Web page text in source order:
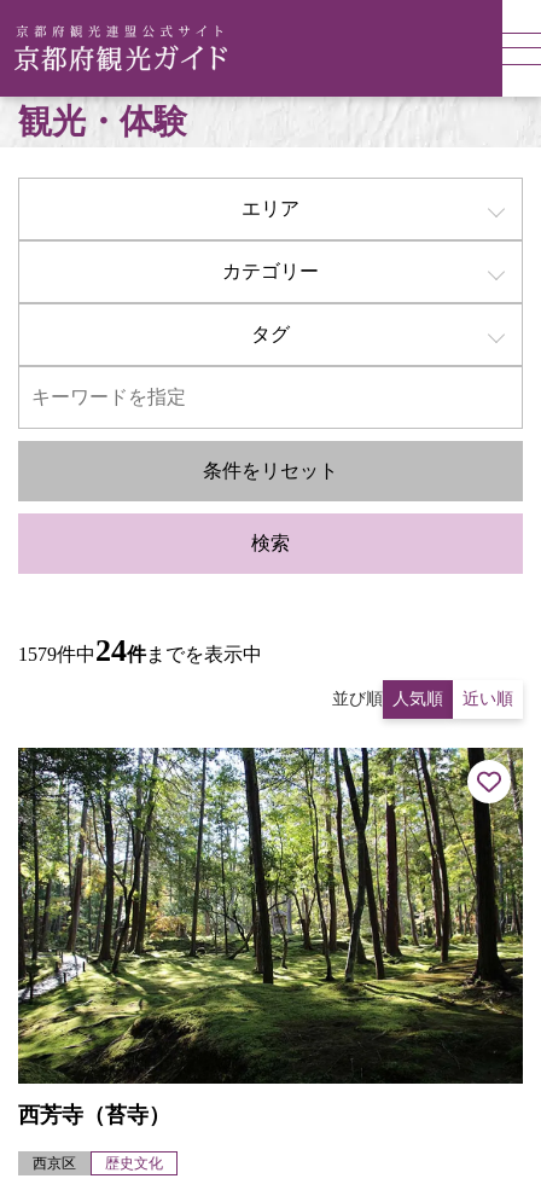
観光・体験
エリア
カテゴリー
タグ
条件をリセット
検索
1579件中24件までを表示中
並び順 人気順 近い順
西芳寺（苔寺）
西京区 歴史文化